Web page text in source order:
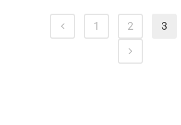
1 2 3